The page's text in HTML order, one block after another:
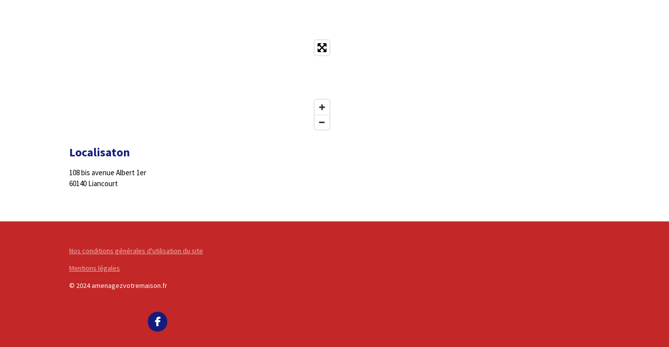
Localisaton
108 bis avenue Albert 1er
60140 Liancourt
Nos conditions générales d'utilisation du site
Mentions légales
© 2024 amenagezvotremaison.fr
F
a